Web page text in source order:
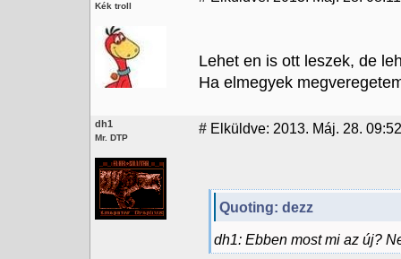
Kék troll
Lehet en is ott leszek, de
Ha elmegyek
dh1
Mr. DTP
# Elküldve: 2013. Máj. 28.
Quoting: dezz
dh1: Ebben most mi az új?